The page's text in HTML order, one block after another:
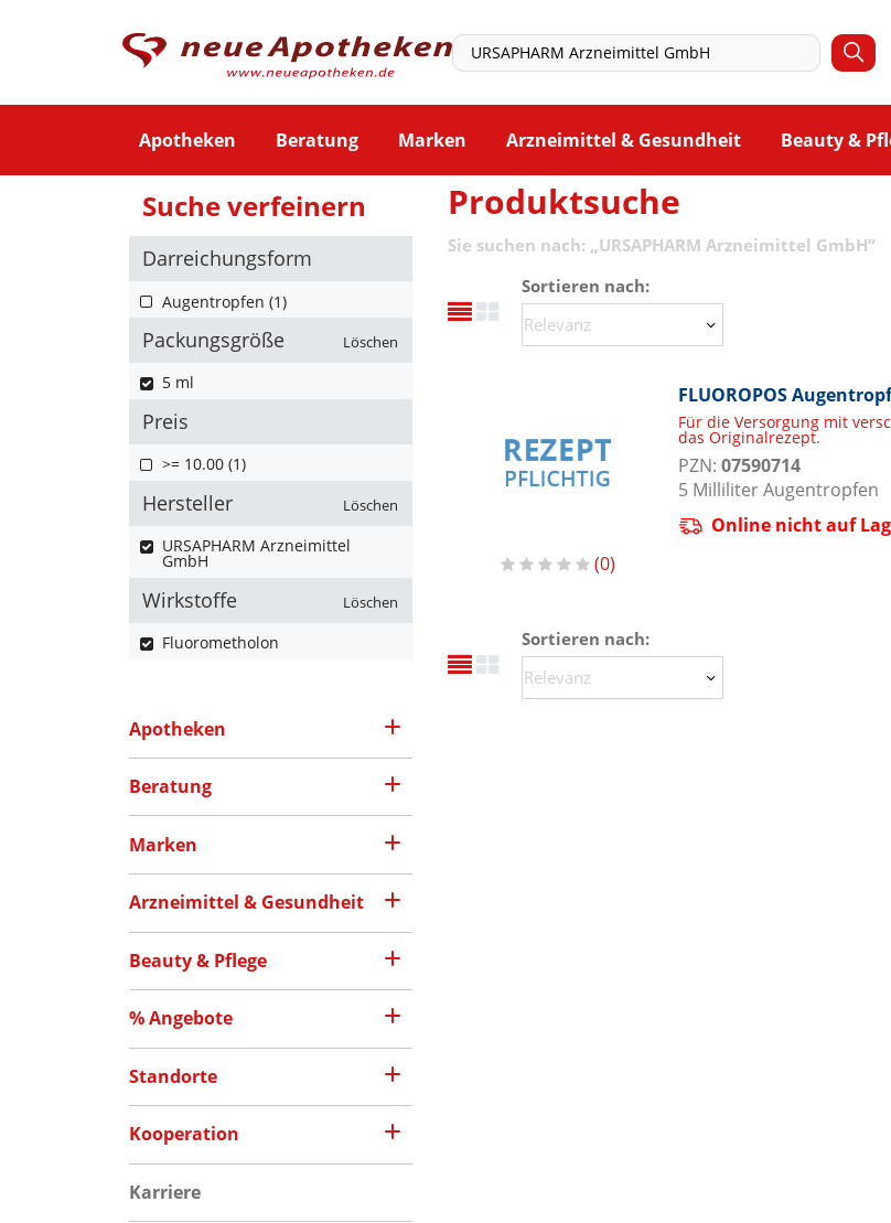
Apotheken Beratung Marken Arzneimittel & Gesundheit Beauty &
Produktsuche
Sie suchen nach: „URSAPHARM Arzneimittel GmbH“
Sortieren nach:
FLUOROPOS
Für die Versorgung mit
das Originalrezept.
0
PZN: 07590714
5MilliliterAugentropfen
Online nicht auf
Sortieren nach:
Suche verfeinern
Darreichungsform
Augentropfen (1)
Packungsgröße Löschen
5 ml
Preis
>= 10.00 (1)
Hersteller Löschen
URSAPHARM Arzneimittel
GmbH
Wirkstoffe Löschen
Fluorometholon
Apotheken
Beratung
Marken
Arzneimittel & Gesundheit
Beauty & Pflege
% Angebote
Standorte
Kooperation
Karriere